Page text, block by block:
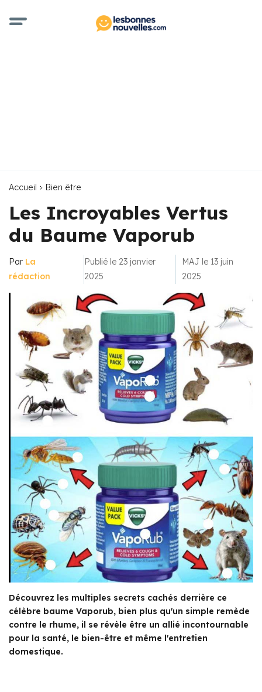
Accueil Bien être
Les Incroyables Vertus
du Baume Vaporub
Par La
rédaction
Publié le 23 janvier
2025
MAJ le 13 juin
2025
Découvrez les multiples secrets cachés derrière ce
célèbre baume Vaporub, bien plus qu'un simple remède
contre le rhume, il se révèle être un allié incontournable
pour la santé, le bien-être et même l'entretien
domestique.